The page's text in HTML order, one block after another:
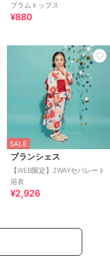
プラムトップス
¥880
SALE
ブランシェス
【WEB限定】2WAYセパレート
浴衣
¥2,926